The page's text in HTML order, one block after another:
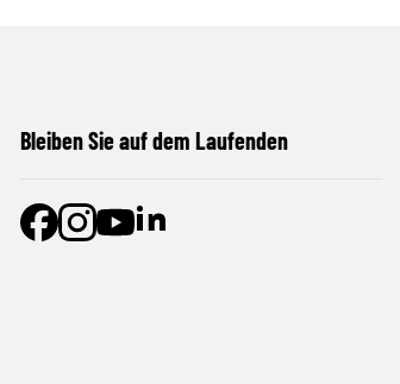
Bleiben Sie auf dem Laufenden